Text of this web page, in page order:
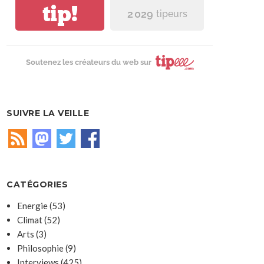
tip! 2 029 tipeurs
Soutenez les créateurs du web sur
SUIVRE LA VEILLE
CATÉGORIES
Energie(53)
Climat(52)
Arts (3)
Philosophie(9)